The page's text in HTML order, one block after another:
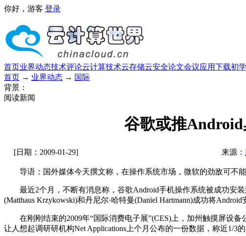
你好，游客 登录
首页业界动态技术评论云计算技术云存储云安全论文会议应用下载初
首页 → 业界动态 → 国际
背景：
阅读新闻
谷歌或推
[日期：2009-01-29] 来源：
导语：国外媒体今天撰文称，在操作系统市场，微软的劲敌可不
最近2个月，不断有消息称，谷歌Android手机操作系统被成功安装
(Matthaus Krzykowski)和丹尼尔·哈特曼(Daniel Hartmann)成功将Android
在刚刚结束的2009年“国际消费电子展”(CES)上，加州触摸屏设备
让人想起调研研机构Net Applications上个月公布的一份数据，称近1/3